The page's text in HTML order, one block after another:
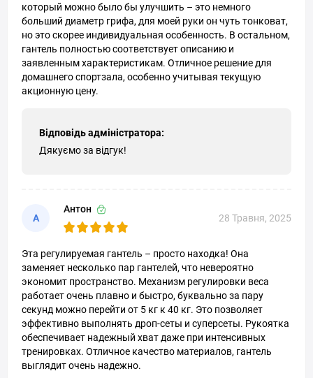
который можно было бы улучшить – это немного
больший диаметр грифа, для моей руки он чуть тонковат,
но это скорее индивидуальная особенность. В остальном,
гантель полностью соответствует описанию и
заявленным характеристикам. Отличное решение для
домашнего спортзала, особенно учитывая текущую
акционную цену.
Відповідь адміністратора:
Дякуємо за відгук!
А
Антон
28 Травня, 2025
Эта регулируемая гантель – просто находка! Она
заменяет несколько пар гантелей, что невероятно
экономит пространство. Механизм регулировки веса
работает очень плавно и быстро, буквально за пару
секунд можно перейти от 5 кг к 40 кг. Это позволяет
эффективно выполнять дроп-сеты и суперсеты. Рукоятка
обеспечивает надежный хват даже при интенсивных
тренировках. Отличное качество материалов, гантель
выглядит очень надежно.